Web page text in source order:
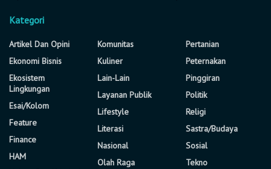
Kategori
Artikel Dan Opini
Ekonomi Bisnis
Ekosistem
Lingkungan
Esai/Kolom
Feature
Finance
HAM
Komunitas
Kuliner
Lain-Lain
Layanan Publik
Lifestyle
Literasi
Nasional
Olah Raga
Pertanian
Peternakan
Pinggiran
Politik
Religi
Sastra/Budaya
Sosial
Tekno